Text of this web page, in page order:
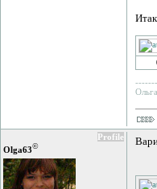
Profile
Olga63©